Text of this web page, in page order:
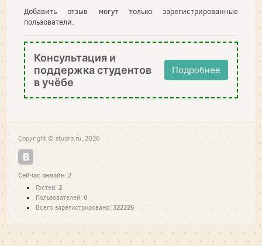
Добавить отзыв могут только зарегистрированные
пользователи.
Консультация и
поддержка студентов
в учёбе
Подробнее
Copyright © studrb.ru, 2026
Сейчас онлайн: 2
Гостей: 2
Пользователей: 0
Всего зарегистрировано: 322226